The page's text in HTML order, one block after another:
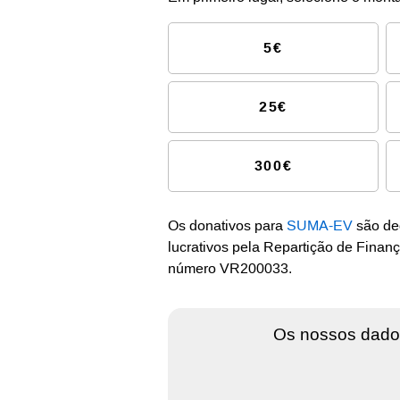
5€
25€
300€
Os donativos para SUMA-EV são
lucrativos pela Repartição de
número VR200033.
Os nossos